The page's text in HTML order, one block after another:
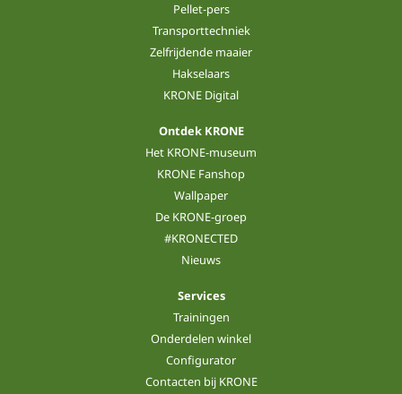
Pellet-pers
Transporttechniek
Zelfrijdende maaier
Hakselaars
KRONE Digital
Ontdek KRONE
Het KRONE-museum
KRONE Fanshop
Wallpaper
De KRONE-groep
#KRONECTED
Nieuws
Services
Trainingen
Onderdelen winkel
Configurator
Contacten bij KRONE